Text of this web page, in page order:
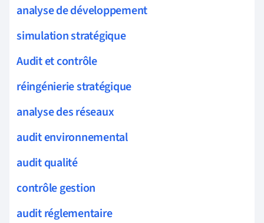
analyse de développement
simulation stratégique
Audit et contrôle
réingénierie stratégique
analyse des réseaux
audit environnemental
audit qualité
contrôle gestion
audit réglementaire